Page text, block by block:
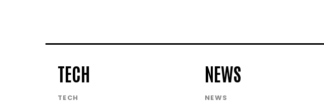
TECH
TECH
NEWS
NEWS